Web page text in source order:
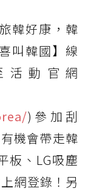
韓好康，韓
叫韓國】線
活動官網
)參加刮
機會帶走韓
板、LG吸塵
網登錄！另